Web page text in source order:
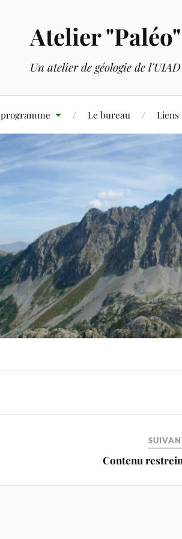
Atelier "Paléo"
Un atelier de géologie de l'UIAD
Le bureau Liens
Contenu